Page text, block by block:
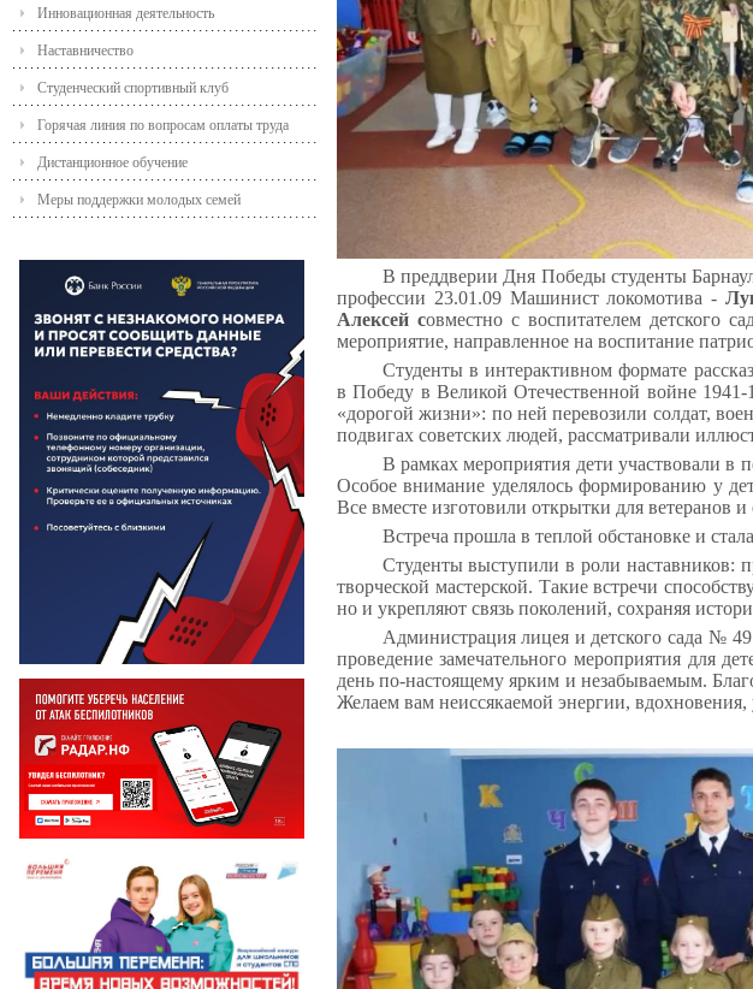
Инновационная деятельность
Наставничество
Студенческий спортивный клуб
Горячая линия по вопросам оплаты труда
Дистанционное обучение
Меры поддержки молодых семей
В преддверии Дня Победы студенты
профессии 23.01.09 Машинист локомотива -
Алексей совместно с воспитателем детского
мероприятие, направленное на воспитание
Студенты в интерактивном формате
в Победу в Великой Отечественной войне 1941-
«дорогой жизни»: по ней перевозили солдат,
подвигах советских людей, рассматривали
В рамках мероприятия дети участвовали
Особое внимание уделялось формированию у
Все вместе изготовили открытки для
Встреча прошла в теплой обстановке и
Студенты выступили в роли наставников:
творческой мастерской. Такие встречи
но и укрепляют связь поколений, сохраняя
Администрация лицея и детского сада №
проведение замечательного мероприятия для
день по-настоящему ярким и незабываемым.
Желаем вам неиссякаемой энергии, вдохновения,